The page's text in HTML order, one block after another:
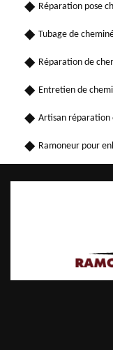
Réparation pose
Tubage de
Réparation de
Entretien de
Artisan réparation
Ramoneur pour